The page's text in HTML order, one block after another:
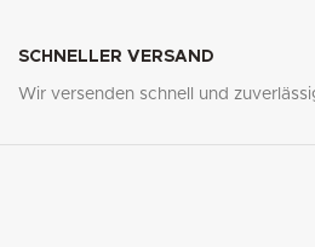
SCHNELLER VERSAND
Wir versenden schnell und